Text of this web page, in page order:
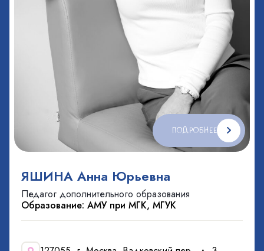
ПОДРОБНЕЕ
ЯШИНА Анна Юрьевна
Педагог дополнительного образования
Образование: АМУ при МГК, МГУК